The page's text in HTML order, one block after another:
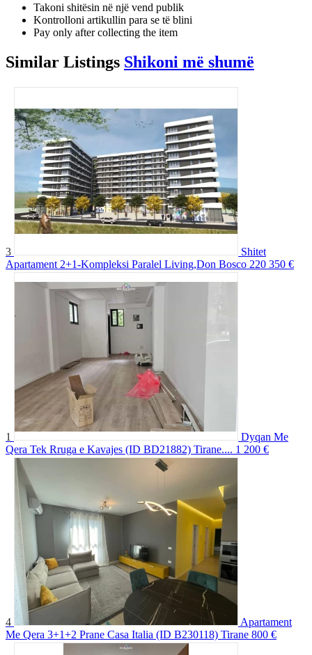
Takoni shitësin në një vend publik
Kontrolloni artikullin para se të blini
Pay only after collecting the item
Similar Listings Shikoni më shumë
3
Shitet
Apartament 2+1-Kompleksi Paralel Living,Don Bosco 220 350 €
1
Dyqan Me
Qera Tek Rruga e Kavajes (ID BD21882) Tirane.... 1 200 €
4
Apartament
Me Qera 3+1+2 Prane Casa Italia (ID B230118) Tirane 800 €